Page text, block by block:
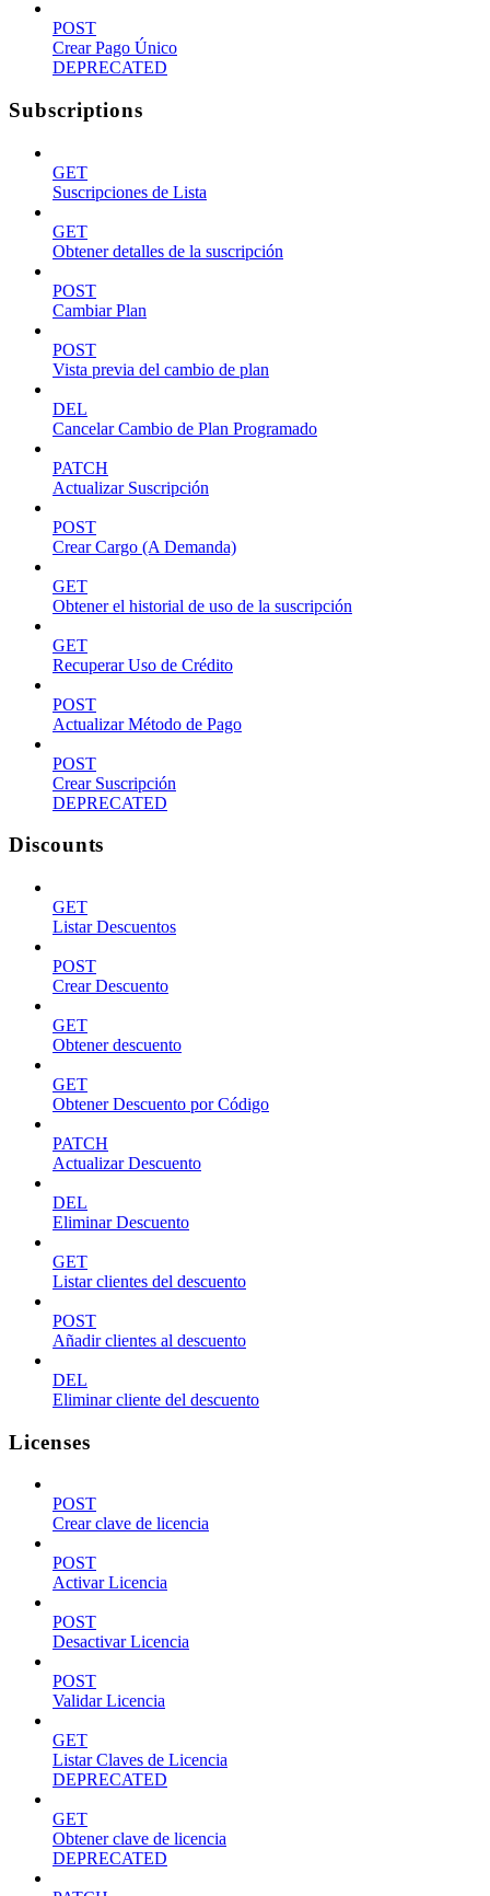
POST
Crear Pago Único
DEPRECATED
Subscriptions
GET
Suscripciones de Lista
GET
Obtener detalles de la suscripción
POST
Cambiar Plan
POST
Vista previa del cambio de plan
DEL
Cancelar Cambio de Plan Programado
PATCH
Actualizar Suscripción
POST
Crear Cargo (A Demanda)
GET
Obtener el historial de uso de la suscripción
GET
Recuperar Uso de Crédito
POST
Actualizar Método de Pago
POST
Crear Suscripción
DEPRECATED
Discounts
GET
Listar Descuentos
POST
Crear Descuento
GET
Obtener descuento
GET
Obtener Descuento por Código
PATCH
Actualizar Descuento
DEL
Eliminar Descuento
GET
Listar clientes del descuento
POST
Añadir clientes al descuento
DEL
Eliminar cliente del descuento
Licenses
POST
Crear clave de licencia
POST
Activar Licencia
POST
Desactivar Licencia
POST
Validar Licencia
GET
Listar Claves de Licencia
DEPRECATED
GET
Obtener clave de licencia
DEPRECATED